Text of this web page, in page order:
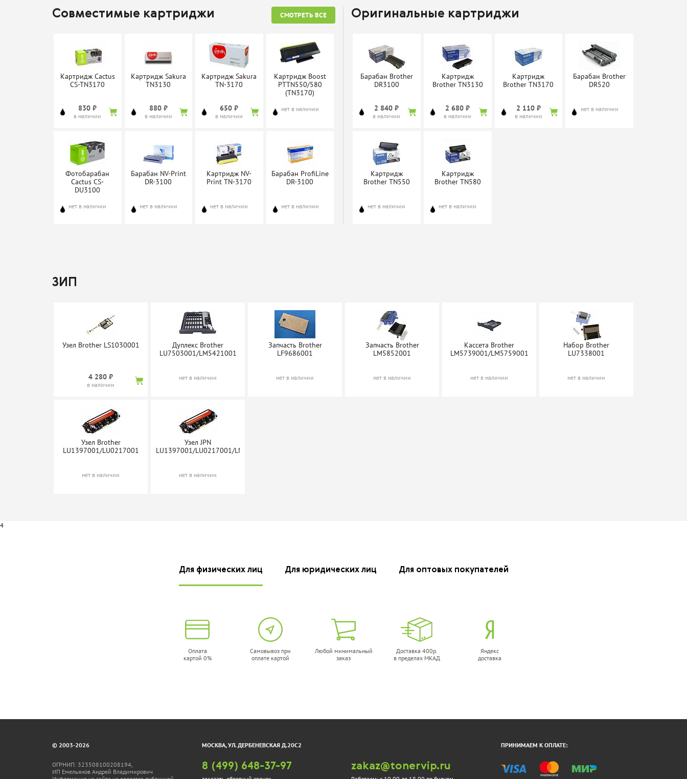
Совместимые картриджи СМОТРЕТЬ ВСЕ
Картридж Cactus
CS-TN3170
830 ₽
в наличии
Картридж Sakura
TN3130
880 ₽
в наличии
Картридж Sakura
TN-3170
650 ₽
в наличии
Картридж Boost
PTTN550/580
(TN3170)
нет в наличии
Фотобарабан
Cactus CS-
DU3100
нет в наличии
Барабан NV-Print
DR-3100
нет в наличии
Картридж NV-
Print TN-3170
нет в наличии
Барабан ProfiLine
DR-3100
нет в наличии
ProfiLine TN-
SuperFine SF-
DR3100
SuperFine SF-
TN3170/75/85
DR3100
TrendArt TN3170
Оригинальные картриджи
Барабан Brother
DR3100
2 840 ₽
в наличии
Картридж
Brother TN3130
2 680 ₽
в наличии
Картридж
Brother TN3170
2 110 ₽
в наличии
Барабан Brother
DR520
нет в наличии
Картридж
Brother TN550
нет в наличии
Картридж
Brother TN580
нет в наличии
ЗИП
Узел Brother LS1030001
4 280 ₽
в наличии
Дуплекс Brother
LU7503001/LM5421001
нет в наличии
Запчасть Brother
LF9686001
нет в наличии
Запчасть Brother
LM5852001
нет в наличии
Кассета Brother
LM5739001/LM5759001
нет в наличии
Набор Brother
LU7338001
нет в наличии
Узел Brother
LU1397001/LU0217001
нет в наличии
Узел JPN
LU1397001/LU0217001/LM5908001/LM6716001/LU0215001/LM7011001
нет в наличии
4
Для физических лиц Для юридических лиц Для оптовых покупателей
Оплата
картой 0%
Самовывоз при
оплате картой
Любой минимальный
заказ
Доставка 400р.
в пределах МКАД
Яндекс
доставка
© 2003-2026
ОГРНИП: 323508100208194,
ИП Емельянов Андрей Владимирович
МОСКВА, УЛ. ДЕРБЕНЕВСКАЯ Д.20С2
8 (499) 648-37-97 zakaz@tonervip.ru
ПРИНИМАЕМ К ОПЛАТЕ: